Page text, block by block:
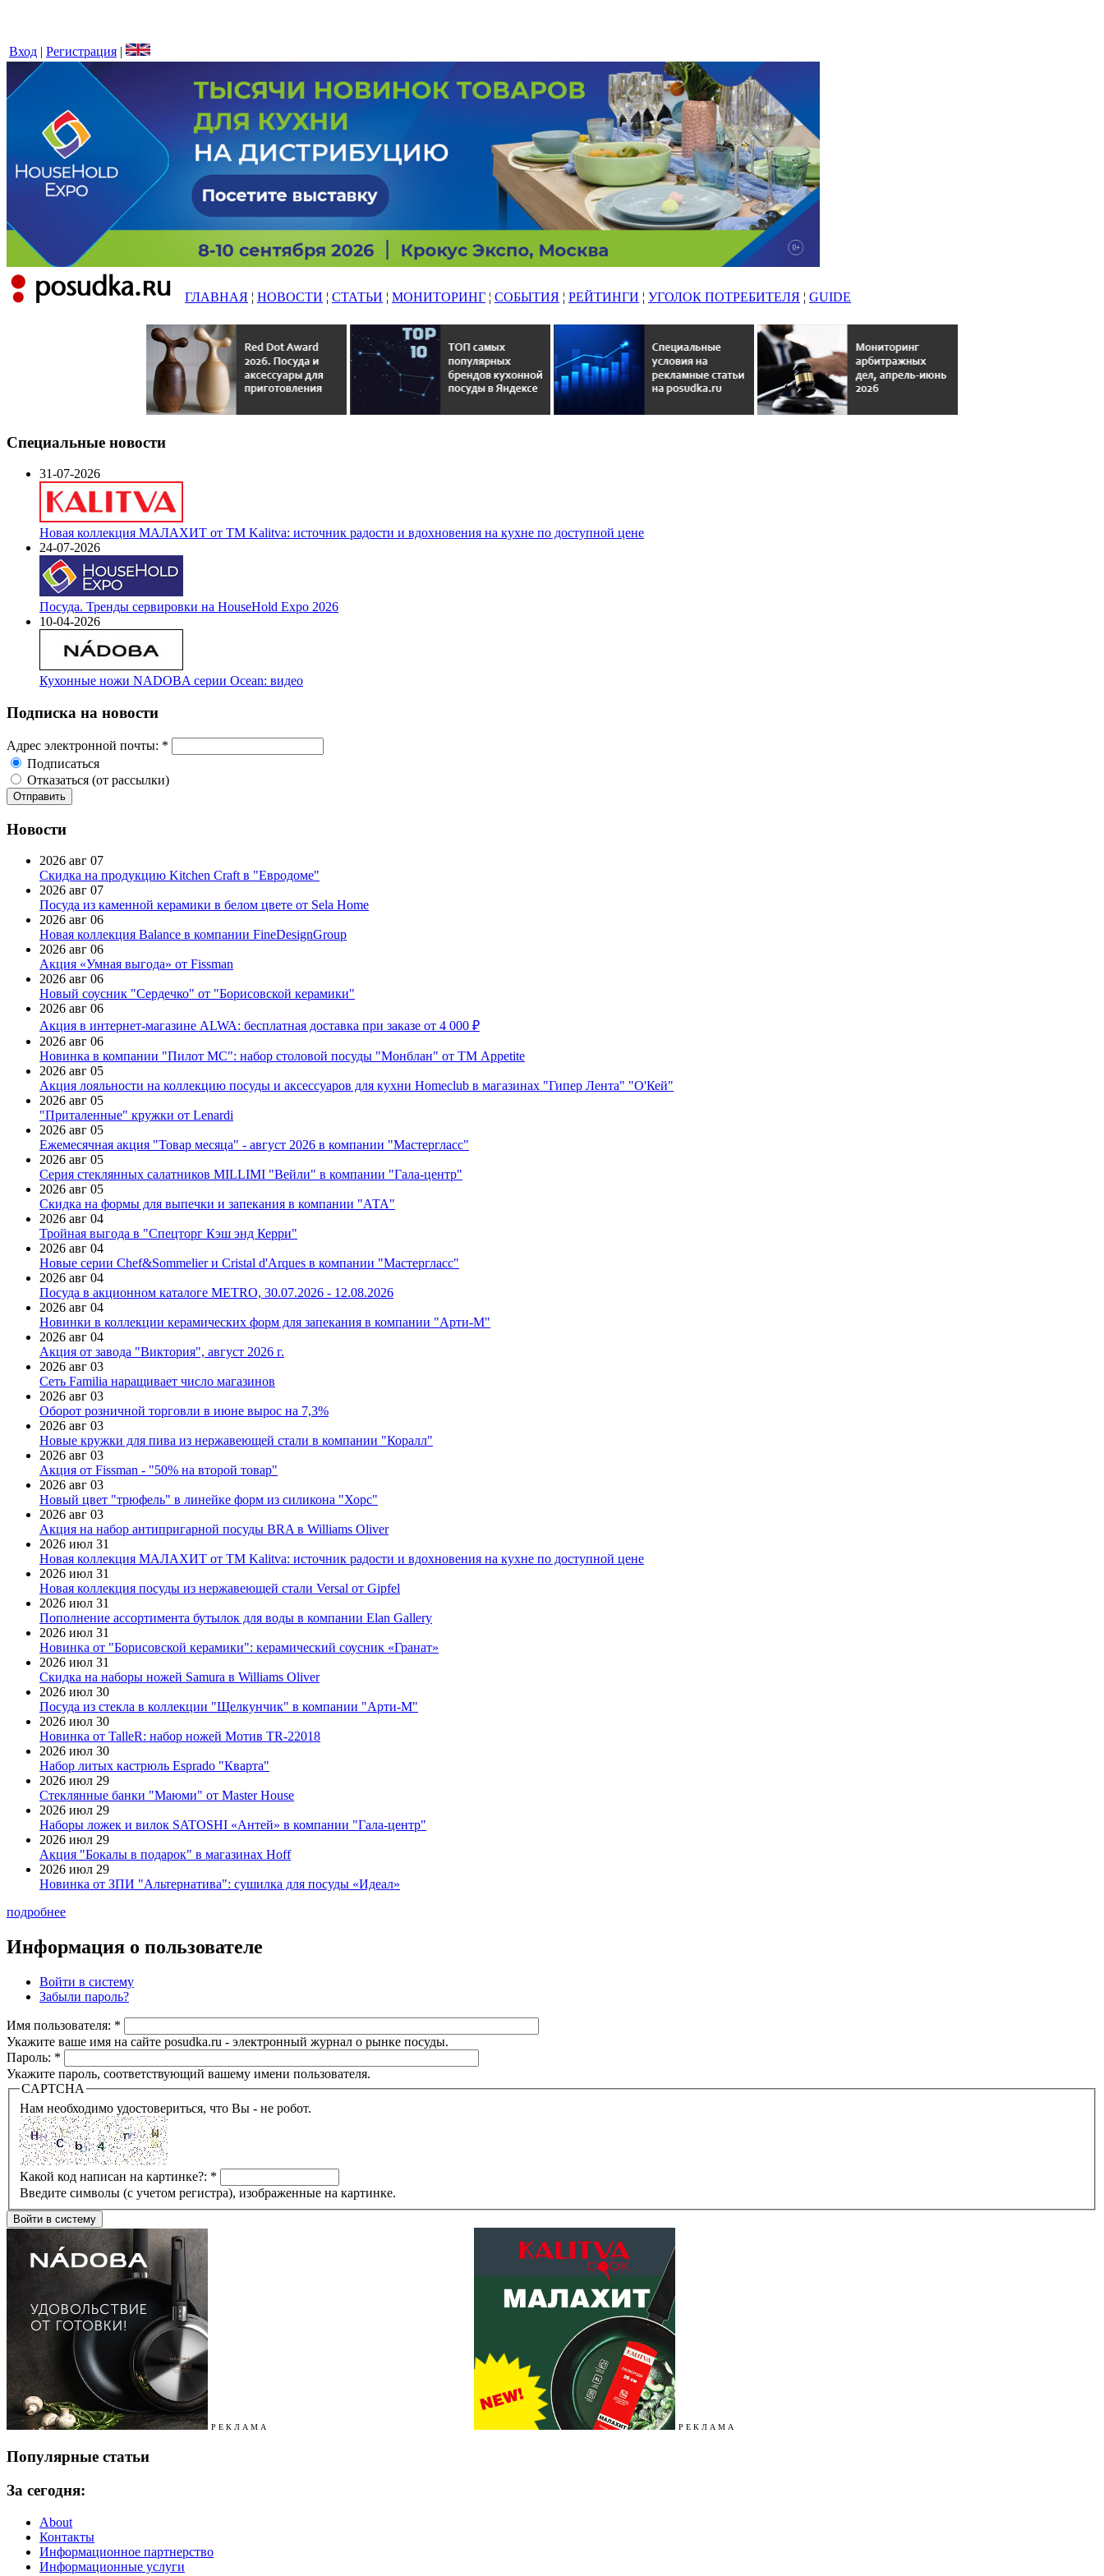
Вход | Регистрация |
ГЛАВНАЯ ¦ НОВОСТИ ¦ СТАТЬИ ¦ МОНИТОРИНГ ¦ СОБЫТИЯ ¦ РЕЙТИНГИ ¦ УГОЛОК ПОТРЕБИТЕЛЯ ¦ GUIDE
Специальные новости
31-07-2026
Новая коллекция МАЛАХИТ от ТМ Kalitva: источник радости и вдохновения на кухне по доступной цене
24-07-2026
Посуда. Тренды сервировки на HouseHold Expo 2026
10-04-2026
Кухонные ножи NADOBA серии Ocean: видео
Подписка на новости
Адрес электронной почты: *
Подписаться
Отказаться (от рассылки)
Новости
2026 авг 07
Скидка на продукцию Kitchen Craft в "Евродоме"
2026 авг 07
Посуда из каменной керамики в белом цвете от Sela Home
2026 авг 06
Новая коллекция Balance в компании FineDesignGroup
2026 авг 06
Акция «Умная выгода» от Fissman
2026 авг 06
Новый соусник "Сердечко" от "Борисовской керамики"
2026 авг 06
Акция в интернет-магазине ALWA: бесплатная доставка при заказе от 4 000 ₽
2026 авг 06
Новинка в компании "Пилот МС": набор столовой посуды "Монблан" от ТМ Appetite
2026 авг 05
Акция лояльности на коллекцию посуды и аксессуаров для кухни Homeclub в магазинах "Гипер Лента" "О'Кей"
2026 авг 05
"Приталенные" кружки от Lenardi
2026 авг 05
Ежемесячная акция "Товар месяца" - август 2026 в компании "Мастергласс"
2026 авг 05
Серия стеклянных салатников MILLIMI "Вейли" в компании "Гала-центр"
2026 авг 05
Скидка на формы для выпечки и запекания в компании "АТА"
2026 авг 04
Тройная выгода в "Спецторг Кэш энд Керри"
2026 авг 04
Новые серии Chef&Sommelier и Cristal d'Arques в компании "Мастергласс"
2026 авг 04
Посуда в акционном каталоге METRO, 30.07.2026 - 12.08.2026
2026 авг 04
Новинки в коллекции керамических форм для запекания в компании "Арти-М"
2026 авг 04
Акция от завода "Виктория", август 2026 г.
2026 авг 03
Сеть Familia наращивает число магазинов
2026 авг 03
Оборот розничной торговли в июне вырос на 7,3%
2026 авг 03
Новые кружки для пива из нержавеющей стали в компании "Коралл"
2026 авг 03
Акция от Fissman - "50% на второй товар"
2026 авг 03
Новый цвет "трюфель" в линейке форм из силикона "Хорс"
2026 авг 03
Акция на набор антипригарной посуды BRA в Williams Oliver
2026 июл 31
Новая коллекция МАЛАХИТ от ТМ Kalitva: источник радости и вдохновения на кухне по доступной цене
2026 июл 31
Новая коллекция посуды из нержавеющей стали Versal от Gipfel
2026 июл 31
Пополнение ассортимента бутылок для воды в компании Elan Gallery
2026 июл 31
Новинка от "Борисовской керамики": керамический соусник «Гранат»
2026 июл 31
Скидка на наборы ножей Samura в Williams Oliver
2026 июл 30
Посуда из стекла в коллекции "Щелкунчик" в компании "Арти-М"
2026 июл 30
Новинка от TalleR: набор ножей Мотив TR-22018
2026 июл 30
Набор литых кастрюль Esprado "Кварта"
2026 июл 29
Стеклянные банки "Маюми" от Master House
2026 июл 29
Наборы ложек и вилок SATOSHI «Антей» в компании "Гала-центр"
2026 июл 29
Акция "Бокалы в подарок" в магазинах Hoff
2026 июл 29
Новинка от ЗПИ "Альтернатива": сушилка для посуды «Идеал»
подробнее
Информация о пользователе
Войти в систему
Забыли пароль?
Имя пользователя: *
Укажите ваше имя на сайте posudka.ru - электронный журнал о рынке посуды.
Пароль: *
Укажите пароль, соответствующий вашему имени пользователя.
CAPTCHA
Нам необходимо удостовериться, что Вы - не робот.
Какой код написан на картинке?: *
Введите символы (с учетом регистра), изображенные на картинке.
Р Е К Л А М А Р Е К Л А М А
Популярные статьи
За сегодня:
About
Контакты
Информационное партнерство
Информационные услуги